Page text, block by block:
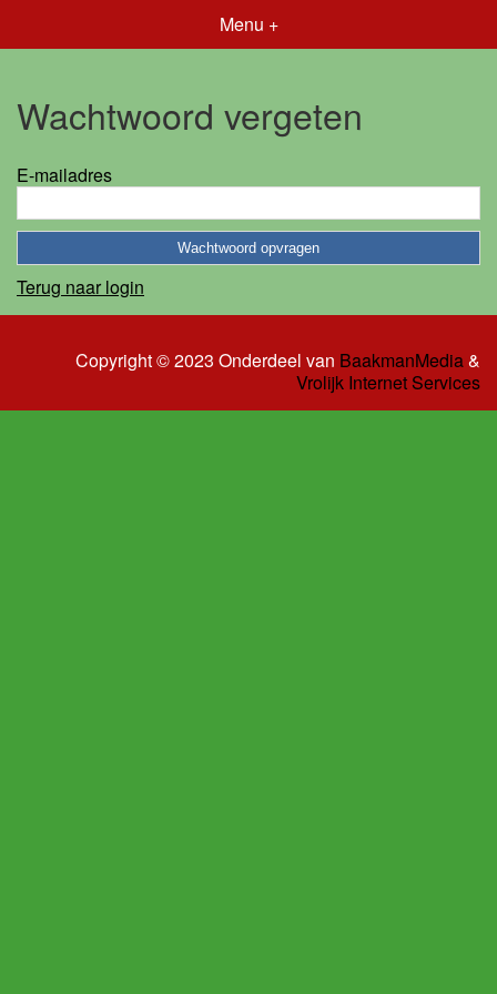
Menu +
Wachtwoord vergeten
E-mailadres
Terug naar login
Copyright © 2023 Onderdeel van BaakmanMedia&
Vrolijk Internet Services